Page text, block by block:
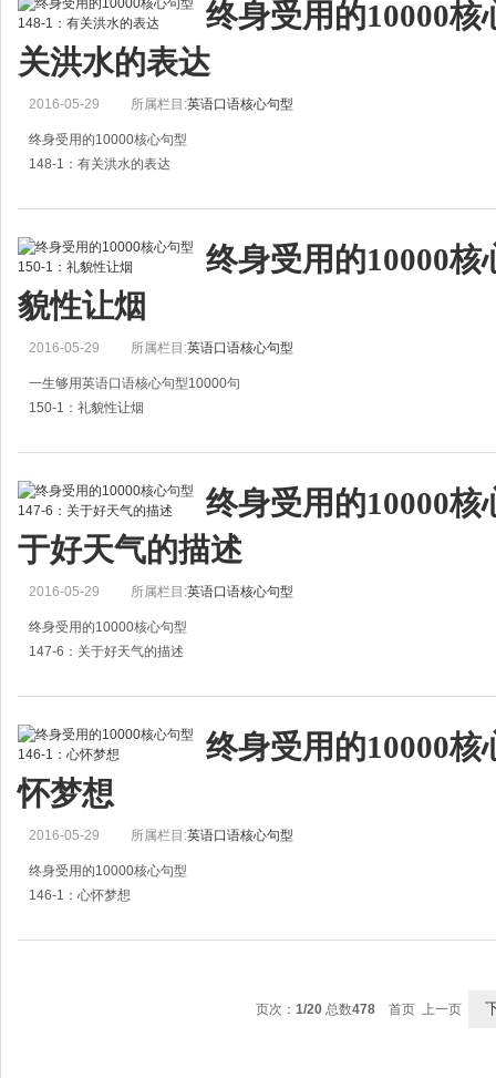
（也可以这样说：Some cigars．please．）
2.Do you have cigarettes?
3.Bung me a
终身受用的10000核
关洪水的表达
2016-05-29 所属栏目:英语口语核心句型
终身受用的10000核心句型
148-1：有关洪水的表达
洪水年年发生。
2.Heavy rain will wash away the soil and cause serious flood as well.
大雨不但会冲走土
终身受用的10000核
貌性让烟
2016-05-29 所属栏目:英语口语核心句型
一生够用英语口语核心句型10000句
150-1：礼貌性让烟
抽烟吗？
2.I&rsquo;ve got a packet of “Camel", would you like to try one?
我有一包“骆驼牌
终身受用的10000核
于好天气的描述
2016-05-29 所属栏目:英语口语核心句型
终身受用的10000核心句型
147-6：关于好天气的描述
我想我们会有个好天气。
2.It&rsquo;s going to stay fine.
好天气会持续下去。
终身受用的10000核
怀梦想
2016-05-29 所属栏目:英语口语核心句型
终身受用的10000核心句型
146-1：心怀梦想
页次： 1/20 总数478 首页 上一页